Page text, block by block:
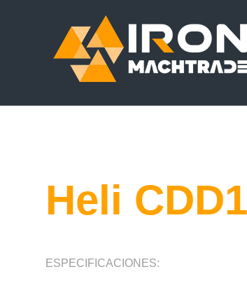
Heli
ESPECIFICACIONES: